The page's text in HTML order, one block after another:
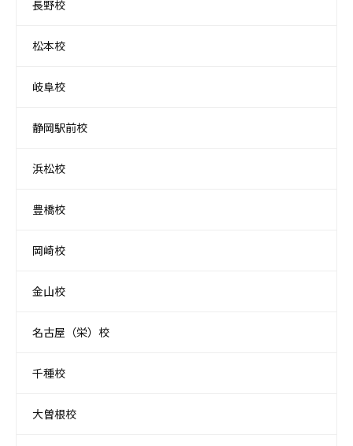
長野校
松本校
岐阜校
静岡駅前校
浜松校
豊橋校
岡崎校
金山校
名古屋（栄）校
千種校
大曽根校